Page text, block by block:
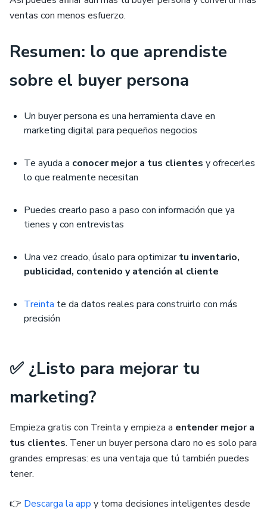
ventas con menos esfuerzo.
Resumen: lo que aprendiste
sobre el buyer persona
Un buyer persona es una herramienta clave en
marketing digital para pequeños negocios
Te ayuda a conocer mejor a tus clientes y ofrecerles
lo que realmente necesitan
Puedes crearlo paso a paso con información que ya
tienes y con entrevistas
Una vez creado, úsalo para optimizartu inventario,
publicidad, contenido y atención al cliente
Treinta te da datos reales para construirlo con más
precisión
✅ ¿Listo para mejorar tu
marketing?
Empieza gratis con Treinta y empieza a entender mejor a
tus clientes. Tener un buyer persona claro no es solo para
grandes empresas: es una ventaja que tú también puedes
tener.
👉 Descarga la app y toma decisiones inteligentes desde